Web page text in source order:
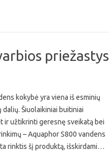
priežastys
kokybė yra viena iš esminių
Šiuolaikiniai buitiniai
ir užtikrinti geresnę sveikatą bei
– Aquaphor S800 vandens
rinktis šį produktą, išskirdami…